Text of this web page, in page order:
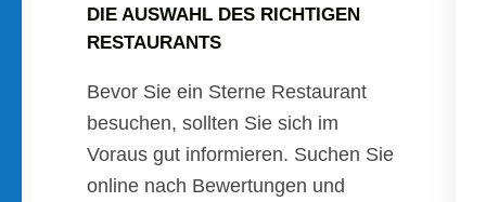
DIE AUSWAHL DES RICHTIGEN
RESTAURANTS
Bevor Sie ein Sterne Restaurant
besuchen, sollten Sie sich im
Voraus gut informieren. Suchen Sie
online nach Bewertungen und